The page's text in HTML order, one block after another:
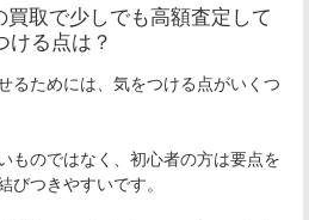
取で少しでも高額査定して
ける点は？
るためには、気をつける点がいくつ
ものではなく、初心者の方は要点を
つきやすいです。